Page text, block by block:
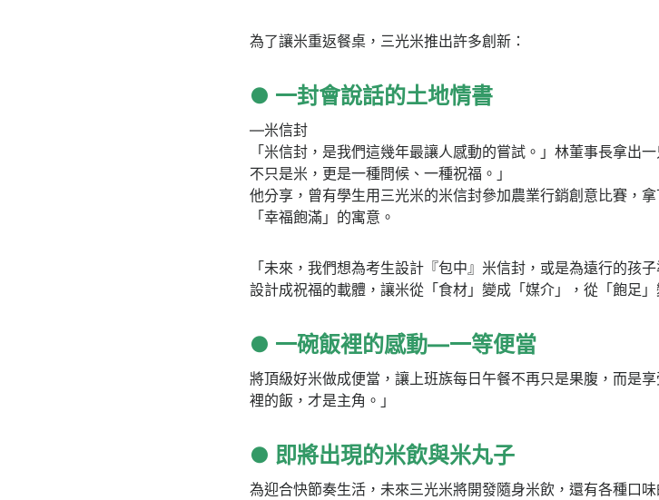
為了讓米重返餐桌，三光米推出許多創新：
● 一封會說話的土地情書
—米信封
「米信封，是我們這幾年最讓人感動的嘗試。」林董事長拿出
不只是米，更是一種問候、一種祝福。」
他分享，曾有學生用三光米的米信封參加農業行銷創意比賽，
「幸福飽滿」的寓意。
「未來，我們想為考生設計『包中』米信封，或是為遠行的孩
設計成祝福的載體，讓米從「食材」變成「媒介」，從「飽足」
● 一碗飯裡的感動—一等便當
將頂級好米做成便當，讓上班族每日午餐不再只是果腹，而是
裡的飯，才是主角。」
● 即將出現的米飲與米丸子
為迎合快節奏生活，未來三光米將開發隨身米飲，還有各種口